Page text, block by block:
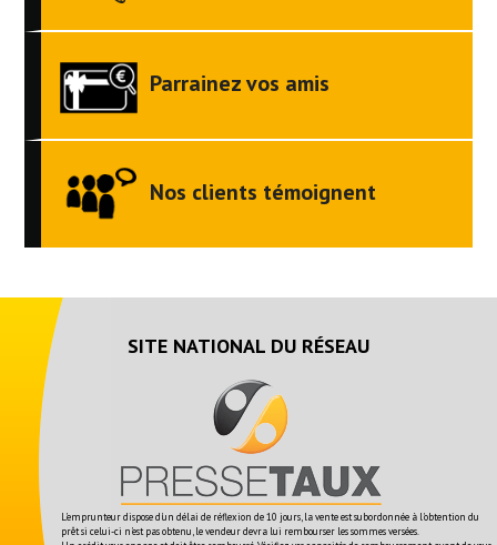
Parrainez vos amis
Nos clients témoignent
SITE NATIONAL DU RÉSEAU
L'emprunteur dispose d'un délai de réflexion de 10 jours, la vente est subordonnée à l'obtention du
prêt si celui-ci n'est pas obtenu, le vendeur devra lui rembourser les sommes versées.